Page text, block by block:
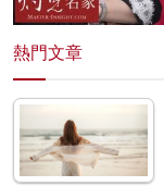
熱門文章